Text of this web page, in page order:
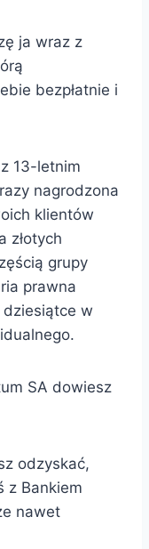
ja wraz z
bezpłatnie i
13-letnim
nagrodzona
klientów
złotych
grupy
prawna
w
SA dowiesz
odzyskać,
z Bankiem
nawet